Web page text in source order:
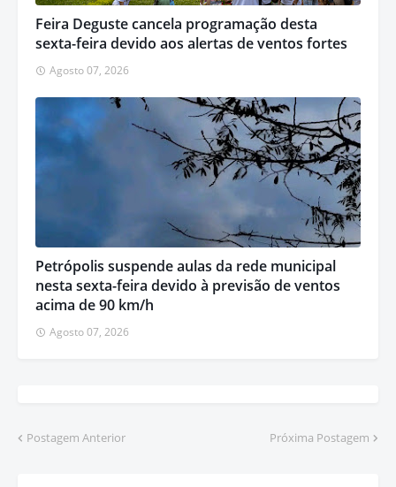
Feira Deguste cancela programação desta
sexta-feira devido aos alertas de ventos fortes
Agosto 07, 2026
Petrópolis suspende aulas da rede municipal
nesta sexta-feira devido à previsão de ventos
acima de 90 km/h
Agosto 07, 2026
Postagem Anterior Próxima Postagem